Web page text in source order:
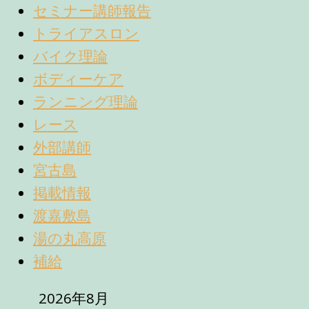
セミナー講師報告
トライアスロン
バイク理論
ボディーケア
ランニング理論
レース
外部講師
宮古島
掲載情報
渡嘉敷島
湯の丸高原
補給
2026年8月